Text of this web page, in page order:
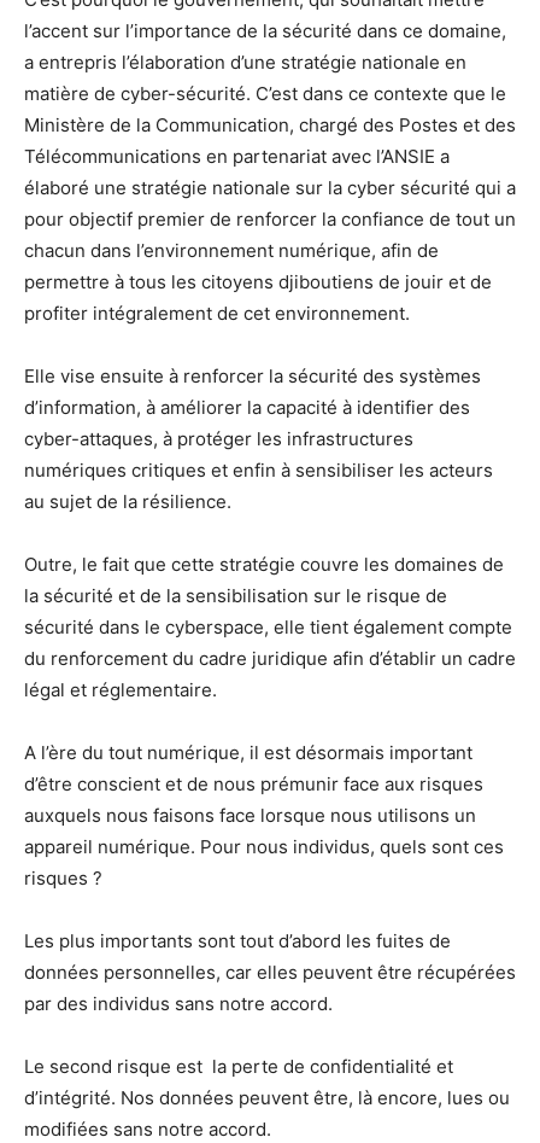
l’accent sur l’importance de la sécurité dans ce domaine,
a entrepris l’élaboration d’une stratégie nationale en
matière de cyber-sécurité. C’est dans ce contexte que le
Ministère de la Communication, chargé des Postes et des
Télécommunications en partenariat avec l’ANSIE a
élaboré une stratégie nationale sur la cyber sécurité qui a
pour objectif premier de renforcer la confiance de tout un
chacun dans l’environnement numérique, afin de
permettre à tous les citoyens djiboutiens de jouir et de
profiter intégralement de cet environnement.
Elle vise ensuite à renforcer la sécurité des systèmes
d’information, à améliorer la capacité à identifier des
cyber-attaques, à protéger les infrastructures
numériques critiques et enfin à sensibiliser les acteurs
au sujet de la résilience.
Outre, le fait que cette stratégie couvre les domaines de
la sécurité et de la sensibilisation sur le risque de
sécurité dans le cyberspace, elle tient également compte
du renforcement du cadre juridique afin d’établir un cadre
légal et réglementaire.
A l’ère du tout numérique, il est désormais important
d’être conscient et de nous prémunir face aux risques
auxquels nous faisons face lorsque nous utilisons un
appareil numérique. Pour nous individus, quels sont ces
risques ?
Les plus importants sont tout d’abord les fuites de
données personnelles, car elles peuvent être récupérées
par des individus sans notre accord.
Le second risque est la perte de confidentialité et
d’intégrité. Nos données peuvent être, là encore, lues ou
modifiées sans notre accord.